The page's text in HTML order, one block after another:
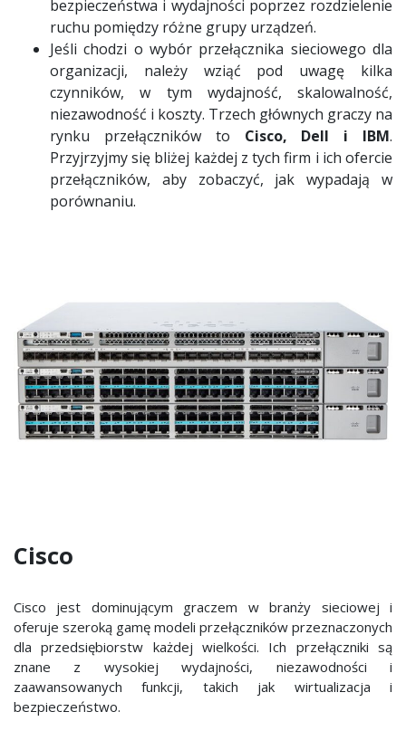
bezpieczeństwa i wydajności poprzez rozdzielenie
ruchu pomiędzy różne grupy urządzeń.
Jeśli chodzi o wybór przełącznika sieciowego dla
organizacji, należy wziąć pod uwagę kilka
czynników, w tym wydajność, skalowalność,
niezawodność i koszty. Trzech głównych graczy na
rynku przełączników to Cisco, Dell i IBM.
Przyjrzyjmy się bliżej każdej z tych firm i ich ofercie
przełączników, aby zobaczyć, jak wypadają w
porównaniu.
Cisco
Cisco jest dominującym graczem w branży sieciowej i
oferuje szeroką gamę modeli przełączników przeznaczonych
dla przedsiębiorstw każdej wielkości. Ich przełączniki są
znane z wysokiej wydajności, niezawodności i
zaawansowanych funkcji, takich jak wirtualizacja i
bezpieczeństwo.